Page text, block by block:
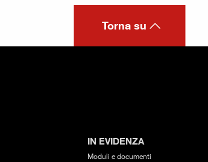
Torna su
IN EVIDENZA
Moduli e documenti